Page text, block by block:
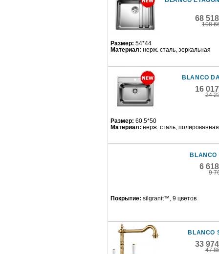
68
108
Размер: 54*44
Материал: нерж. сталь, зеркальная
BLANCO
16
24
Размер: 60.5*50
Материал: нерж. сталь, полированная
BLANCO
6
9
Покрытие: silgranit™, 9 цветов
BLANCO
33
47